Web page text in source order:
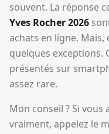
souvent. La réponse
Yves Rocher 2026
achats en ligne. Mais,
quelques exceptions.
présentés sur
assez rare.
Mon conseil ? Si
vraiment, appelez le